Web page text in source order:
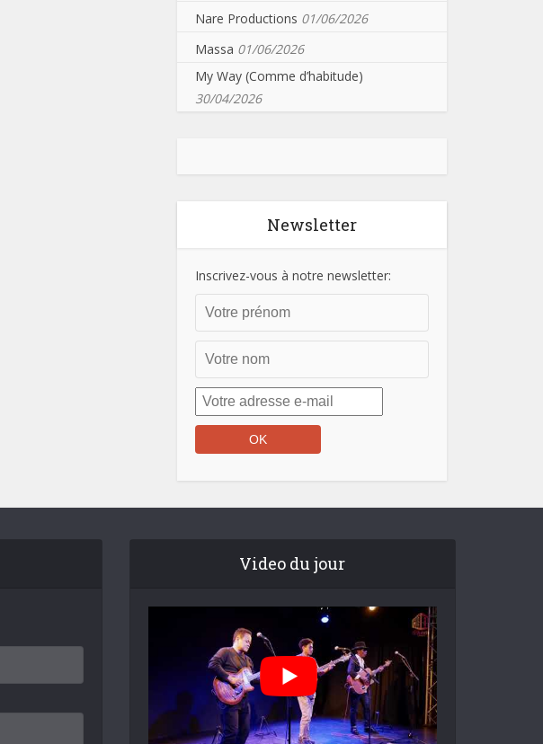
Nare Productions 01/06/2026
Massa 01/06/2026
My Way (Comme d’habitude)
30/04/2026
Newsletter
Inscrivez-vous à notre newsletter:
Video du jour